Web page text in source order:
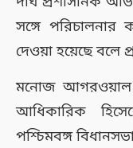
সঙ্গে পরিচালনার
দেওয়া হয়েছে বলে
মনোজ আগরওয়াল
আধিকারিক
পশ্চিমবঙ্গ